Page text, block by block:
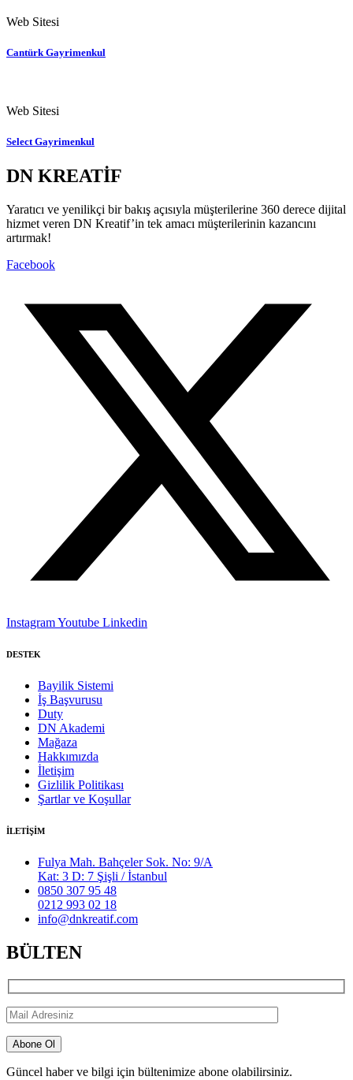
Web Sitesi
Cantürk Gayrimenkul
Web Sitesi
Select Gayrimenkul
DN KREATİF
Yaratıcı ve yenilikçi bir bakış açısıyla müşterilerine 360 derece dijital
hizmet veren DN Kreatif’in tek amacı müşterilerinin kazancını
artırmak!
Facebook
InstagramYoutube Linkedin
DESTEK
Bayilik Sistemi
İş Başvurusu
Duty
DN Akademi
Mağaza
Hakkımızda
İletişim
Gizlilik Politikası
Şartlar ve Koşullar
İLETİŞİM
Fulya Mah. Bahçeler Sok. No: 9/A
Kat: 3 D: 7 Şişli / İstanbul
0850 307 95 48
0212 993 02 18
info@dnkreatif.com
BÜLTEN
Güncel haber ve bilgi için bültenimize abone olabilirsiniz.